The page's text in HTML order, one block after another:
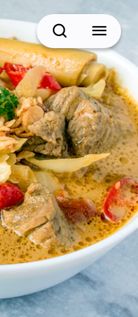
BACK
Cari